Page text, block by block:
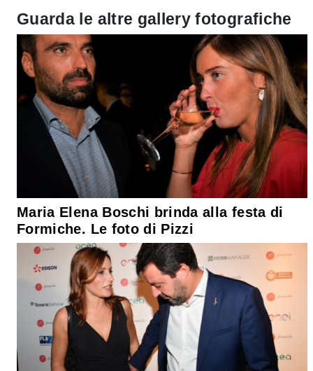
Guarda le altre gallery fotografiche
Maria Elena Boschi brinda alla festa di
Formiche. Le foto di Pizzi